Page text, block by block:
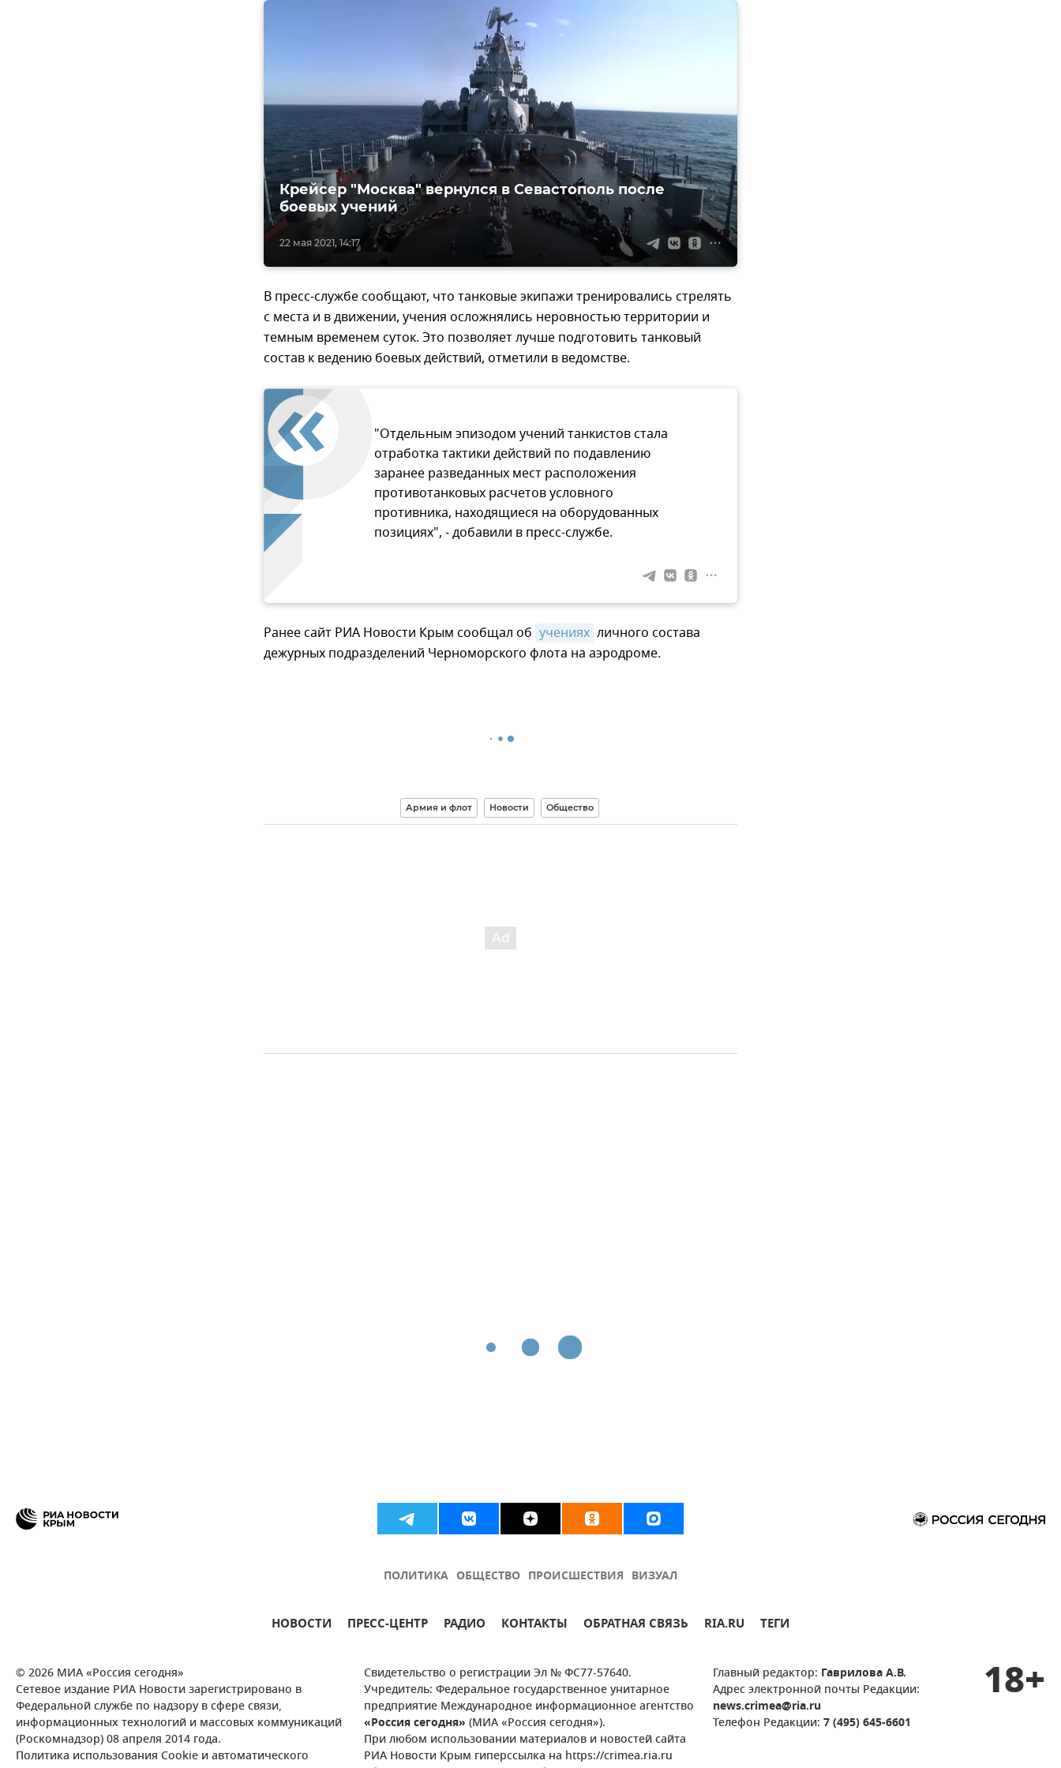
22 мая 2021, 14:17
Крейсер "Москва" вернулся в Севастополь после
боевых учений
В пресс-службе сообщают, что танковые экипажи тренировались стрелять
с места и в движении, учения осложнялись неровностью территории и
темным временем суток. Это позволяет лучше подготовить танковый
состав к ведению боевых действий, отметили в ведомстве.
"Отдельным эпизодом учений танкистов стала
отработка тактики действий по подавлению
заранее разведанных мест расположения
противотанковых расчетов условного
противника, находящиеся на оборудованных
позициях", - добавили в пресс-службе.
Ранее сайт РИА Новости Крым сообщал об учениях личного состава
дежурных подразделений Черноморского флота на аэродроме.
Армия и флот Новости Общество
ПОЛИТИКА ОБЩЕСТВО ПРОИСШЕСТВИЯ ВИЗУАЛ
НОВОСТИ ПРЕСС-ЦЕНТР РАДИО КОНТАКТЫ ОБРАТНАЯ СВЯЗЬ RIA.RU ТЕГИ
© 2026 МИА «Россия сегодня»
Сетевое издание РИА Новости зарегистрировано в
Федеральной службе по надзору в сфере связи,
информационных технологий и массовых коммуникаций
(Роскомнадзор) 08 апреля 2014 года.
Политика использования Cookie и автоматического
Свидетельство о регистрации Эл № ФС77-57640.
Учредитель: Федеральное государственное унитарное
предприятие Международное информационное агентство
«Россия сегодня» (МИА «Россия сегодня»).
При любом использовании материалов и новостей сайта
РИА Новости Крым гиперссылка на https://crimea.ria.ru
Главный редактор: Гаврилова А.В.
Адрес электронной почты Редакции:
news.crimea@ria.ru
Телефон Редакции: 7 (495) 645-6601
18+